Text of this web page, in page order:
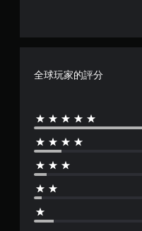
全球玩家的評分